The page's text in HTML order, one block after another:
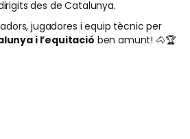
des de Catalunya.
jugadores i equip tècnic per
i l’equitació ben amunt! 🐴🏆